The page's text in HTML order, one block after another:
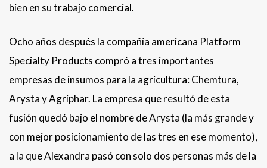
bien en su trabajo comercial.
Ocho años después la compañía americana Platform
Specialty Products compró a tres importantes
empresas de insumos para la agricultura: Chemtura,
Arysta y Agriphar. La empresa que resultó de esta
fusión quedó bajo el nombre de Arysta (la más grande y
con mejor posicionamiento de las tres en ese momento),
a la que Alexandra pasó con solo dos personas más de la